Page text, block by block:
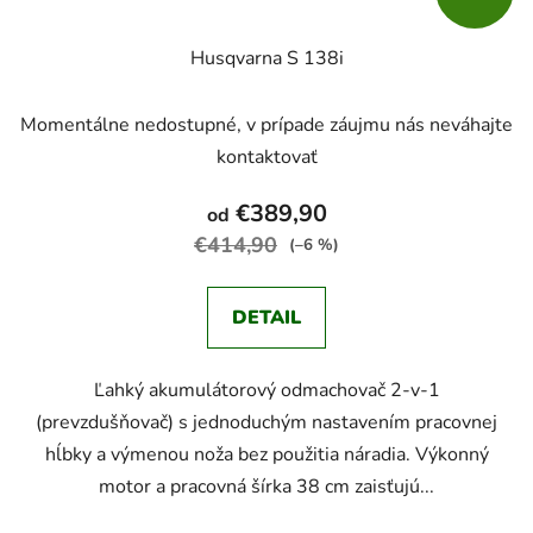
Husqvarna S 138i
Momentálne nedostupné, v prípade záujmu nás neváhajte
kontaktovať
od €389,90
€414,90 (–6 %)
DETAIL
Ľahký akumulátorový odmachovač 2-v-1
(prevzdušňovač) s jednoduchým nastavením pracovnej
hĺbky a výmenou noža bez použitia náradia. Výkonný
motor a pracovná šírka 38 cm zaisťujú...